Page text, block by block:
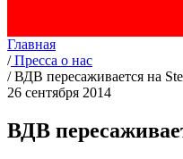
Главная
/ Пресса о нас
/ВДВ пересаживается на
26 сентября 2014
ВДВ